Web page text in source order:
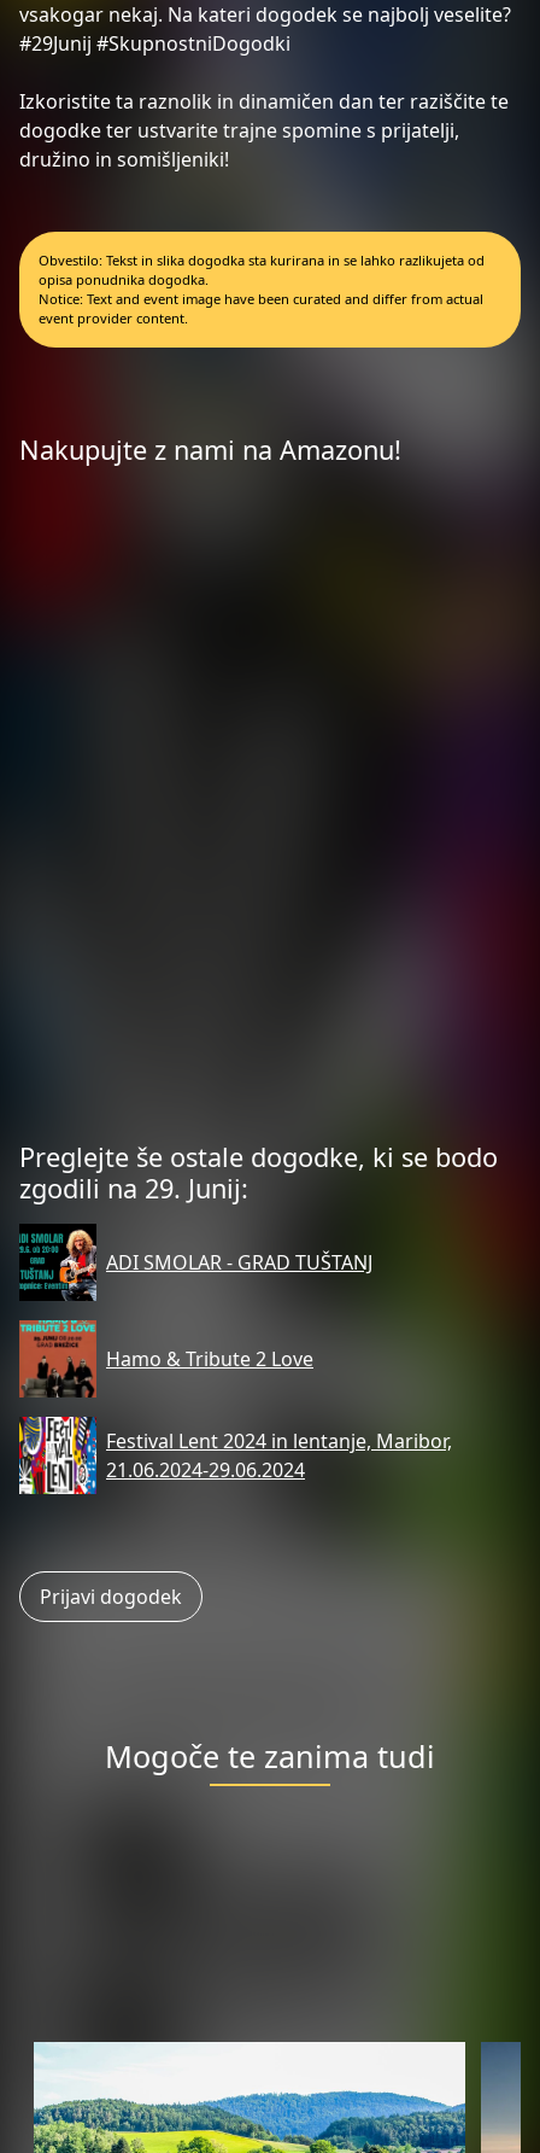
vsakogar nekaj. Na kateri dogodek se najbolj veselite?
#29Junij #SkupnostniDogodki
Izkoristite ta raznolik in dinamičen dan ter raziščite te
dogodke ter ustvarite trajne spomine s prijatelji,
družino in somišljeniki!
Obvestilo: Tekst in slika dogodka sta kurirana in se lahko razlikujeta od
opisa ponudnika dogodka.
Notice: Text and event image have been curated and differ from actual
event provider content.
Nakupujte z nami na Amazonu!
Preglejte še ostale dogodke, ki se bodo
zgodili na 29. Junij:
ADI SMOLAR - GRAD TUŠTANJ
Hamo & Tribute 2 Love
Festival Lent 2024 in lentanje, Maribor,
21.06.2024-29.06.2024
Prijavi dogodek
Mogoče te zanima tudi